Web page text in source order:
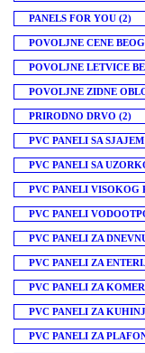
PANELS FOR YOU (2)
POVOLJNE CENE
POVOLJNE LETVICE
POVOLJNE ZIDNE
PRIRODNO DRVO (2)
PVC PANELI SA
PVC PANELI SA
PVC PANELI VISOKOG
PVC PANELI
PVC PANELI ZA
PVC PANELI ZA
PVC PANELI ZA
PVC PANELI ZA
PVC PANELI ZA